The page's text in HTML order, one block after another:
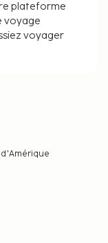
plateforme
voyage
voyager